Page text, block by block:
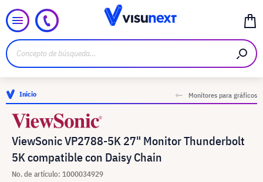
Inicio Monitores para gráficos
ViewSonic VP2788-5K 27" Monitor Thunderbolt
5K compatible con Daisy Chain
No. de artículo: 1000034929